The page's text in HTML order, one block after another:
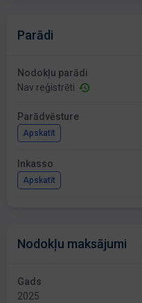
Parādi
Nodokļu parādi
Nav reģistrēti
Parādvēsture
Apskatīt
Inkasso
Apskatīt
Nodokļu maksājumi
Gads
2025